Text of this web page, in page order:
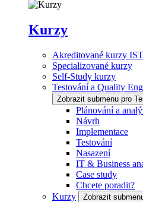
Kurzy
Akreditované kurzy
Specializované kurzy
Self-Study kurzy
Testování a Quality
Zobrazit submenu pro
Plánování a
Návrh
Implementace
Testování
Nasazení
IT & Business
Case study
Chcete poradit?
Kurzy
Zobrazit